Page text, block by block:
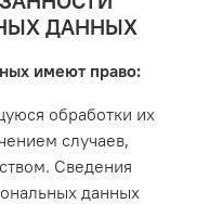
ДАННЫХ
имеют право:
обработки их
случаев,
Сведения
данных